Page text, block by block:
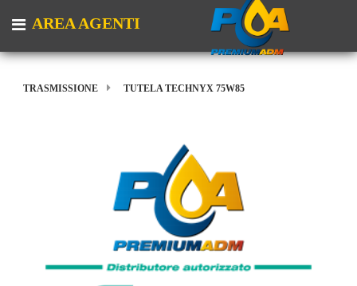
Open menu
AREA AGENTI
TRASMISSIONE TUTELA TECHNYX 75W85